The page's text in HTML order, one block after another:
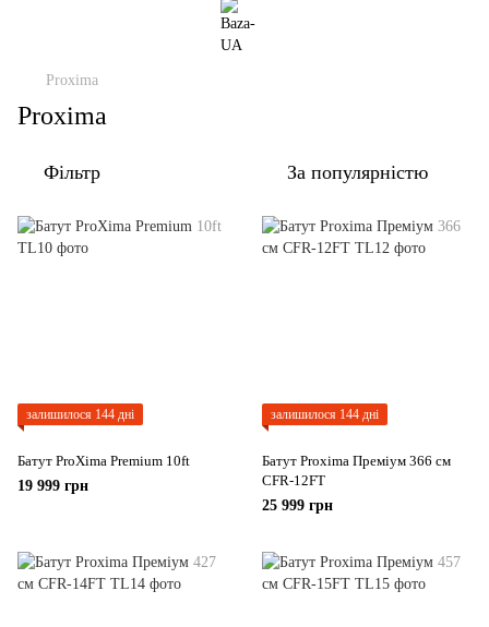
Proxima
Proxima
Фільтр За популярністю
залишилося 144 дні
Батут ProXima Premium 10ft
19 999 грн
залишилося 144 дні
Батут Proxima Преміум 366 см
CFR-12FT
25 999 грн